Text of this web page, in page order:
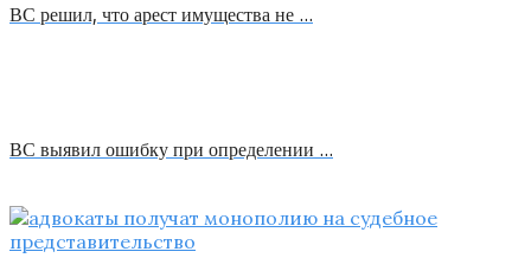
ВС решил, что арест имущества не …
ВС выявил ошибку при определении …